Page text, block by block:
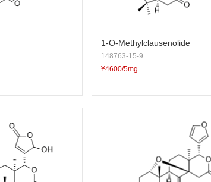
1-O-Methylclausenolide
148763-15-9
¥4600/5mg